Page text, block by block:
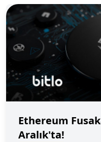
Ethereum
Aralık'ta!